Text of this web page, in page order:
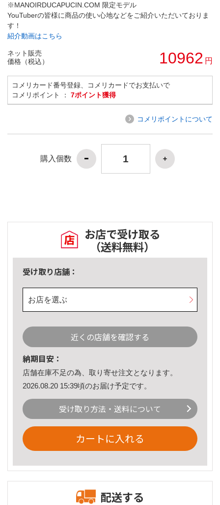
※MANOIRDUCAPUCIN.COM 限定モデル
YouTuberの皆様に商品の使い心地などをご紹介いただいておりま
す！
紹介動画はこちら
ネット販売
価格（税込）
10962 円
コメリカード番号登録、コメリカードでお支払いで
コメリポイント ： 7ポイント獲得
コメリポイントについて
購入個数
お店で受け取る
（送料無料）
受け取り店舗：
お店を選ぶ
近くの店舗を確認する
納期目安：
店舗在庫不足の為、取り寄せ注文となります。
2026.08.20 15:39頃のお届け予定です。
受け取り方法・送料について
カートに入れる
配送する